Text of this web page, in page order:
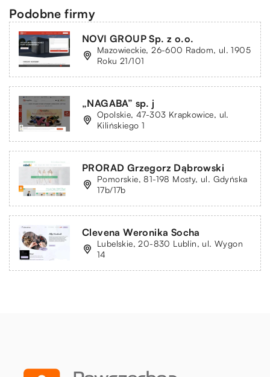
Podobne firmy
NOVI GROUP Sp. z o.o.
Mazowieckie, 26-600 Radom, ul. 1905
Roku 21/101
„NAGABA” sp. j
Opolskie, 47-303 Krapkowice, ul.
Kilińskiego 1
PRORAD Grzegorz Dąbrowski
Pomorskie, 81-198 Mosty, ul. Gdyńska
17b/17b
Clevena Weronika Socha
Lubelskie, 20-830 Lublin, ul. Wygon
14